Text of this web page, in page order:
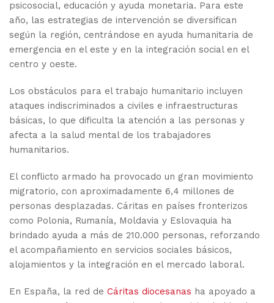
psicosocial, educación y ayuda monetaria. Para este
año, las estrategias de intervención se diversifican
según la región, centrándose en ayuda humanitaria de
emergencia en el este y en la integración social en el
centro y oeste.
Los obstáculos para el trabajo humanitario incluyen
ataques indiscriminados a civiles e infraestructuras
básicas, lo que dificulta la atención a las personas y
afecta a la salud mental de los trabajadores
humanitarios.
El conflicto armado ha provocado un gran movimiento
migratorio, con aproximadamente 6,4 millones de
personas desplazadas. Cáritas en países fronterizos
como Polonia, Rumanía, Moldavia y Eslovaquia ha
brindado ayuda a más de 210.000 personas, reforzando
el acompañamiento en servicios sociales básicos,
alojamientos y la integración en el mercado laboral.
En España, la red de Cáritas diocesanas ha apoyado a